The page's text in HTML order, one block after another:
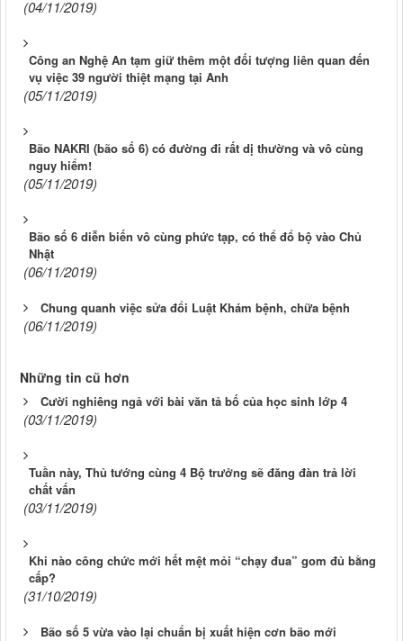
(04/11/2019)
Công an Nghệ An tạm giữ thêm một đối tượng liên quan đến
vụ việc 39 người thiệt mạng tại Anh
(05/11/2019)
Bão NAKRI (bão số 6) có đường đi rất dị thường và vô cùng
nguy hiểm!
(05/11/2019)
Bão số 6 diễn biến vô cùng phức tạp, có thể đổ bộ vào Chủ
Nhật
(06/11/2019)
Chung quanh việc sửa đổi Luật Khám bệnh, chữa bệnh
(06/11/2019)
Những tin cũ hơn
Cười nghiêng ngả với bài văn tả bố của học sinh lớp 4
(03/11/2019)
Tuần này, Thủ tướng cùng 4 Bộ trưởng sẽ đăng đàn trả lời
chất vấn
(03/11/2019)
Khi nào công chức mới hết mệt mỏi “chạy đua” gom đủ bằng
cấp?
(31/10/2019)
Bão số 5 vừa vào lại chuẩn bị xuất hiện cơn bão mới